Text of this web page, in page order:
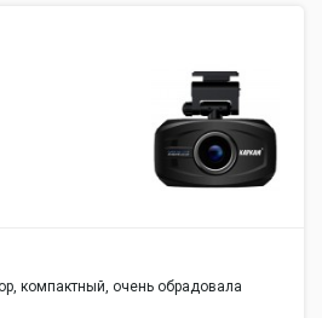
компактный, очень обрадовала